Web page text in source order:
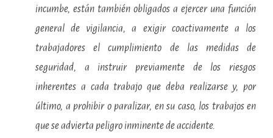
incumbe, están también obligados a ejercer una función
general de vigilancia, a exigir coactivamente a los
trabajadores el cumplimiento de las medidas de
seguridad, a instruir previamente de los riesgos
inherentes a cada trabajo que deba realizarse y, por
último, a prohibir o paralizar, en su caso, los trabajos en
que se advierta peligro inminente de accidente.